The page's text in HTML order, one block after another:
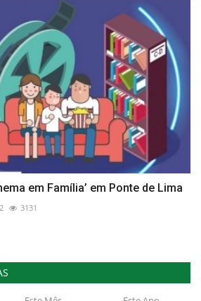
em Família’ em Ponte de Lima
3131